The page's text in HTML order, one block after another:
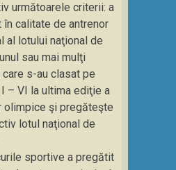
următoarele criterii: a
calitate de antrenor
al lotului naţional de
sau mai mulţi
s-au clasat pe
– VI la ultima ediţie a
olimpice şi pregăteşte
lotul naţional de
sportive a pregătit